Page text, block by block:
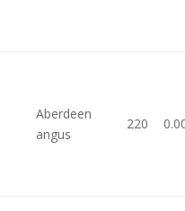
Aberdeen
angus
220